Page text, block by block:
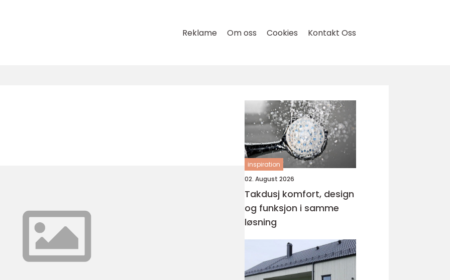
Reklame Om oss Cookies Kontakt Oss
inspiration
02. August 2026
Takdusj komfort, design
og funksjon i samme
løsning